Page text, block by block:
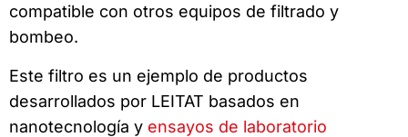
compatible con otros equipos de filtrado y
bombeo.
Este filtro es un ejemplo de productos
desarrollados por LEITAT basados en
nanotecnología y ensayos de laboratorio